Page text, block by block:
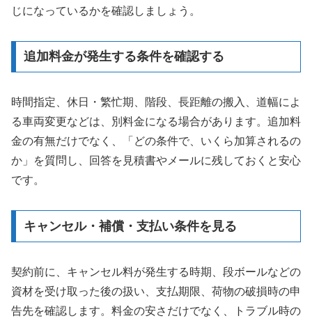
じになっているかを確認しましょう。
追加料金が発生する条件を確認する
時間指定、休日・繁忙期、階段、長距離の搬入、道幅によ
る車両変更などは、別料金になる場合があります。追加料
金の有無だけでなく、「どの条件で、いくら加算されるの
か」を質問し、回答を見積書やメールに残しておくと安心
です。
キャンセル・補償・支払い条件を見る
契約前に、キャンセル料が発生する時期、段ボールなどの
資材を受け取った後の扱い、支払期限、荷物の破損時の申
告先を確認します。料金の安さだけでなく、トラブル時の